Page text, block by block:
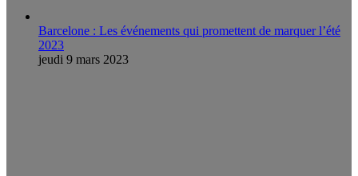
Barcelone : Les événements qui promettent de marquer l’été
2023
jeudi 9 mars 2023